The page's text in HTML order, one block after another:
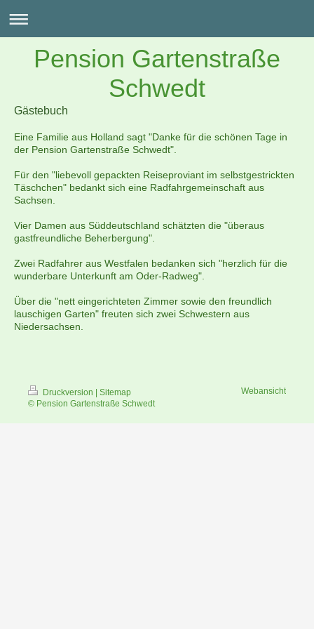
Pension Gartenstraße
Schwedt
Gästebuch
Eine Familie aus Holland sagt "Danke für die schönen Tage in
der Pension Gartenstraße Schwedt".
Für den "liebevoll gepackten Reiseproviant im selbstgestrickten
Täschchen" bedankt sich eine Radfahrgemeinschaft aus
Sachsen.
Vier Damen aus Süddeutschland schätzten die "überaus
gastfreundliche Beherbergung".
Zwei Radfahrer aus Westfalen bedanken sich "herzlich für die
wunderbare Unterkunft am Oder-Radweg".
Über die "nett eingerichteten Zimmer sowie den freundlich
lauschigen Garten" freuten sich zwei Schwestern aus
Niedersachsen.
Druckversion
Sitemap
© Pension Gartenstraße Schwedt
Webansicht